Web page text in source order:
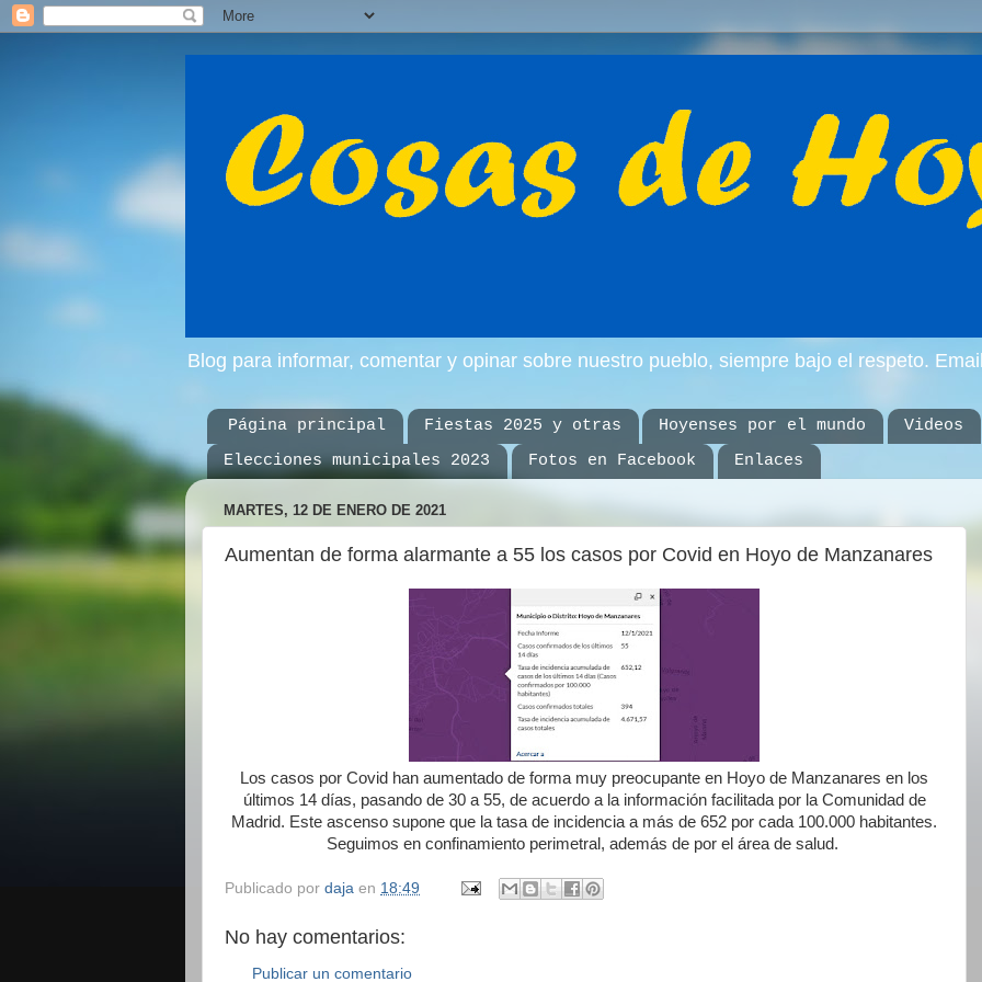
Blog para informar, comentar y opinar sobre nuestro pueblo, siempre bajo el respeto.
Página principal Fiestas 2025 y otras Hoyenses por el mundo
Videos
Elecciones municipales 2023
Fotos en Facebook Enlaces
MARTES, 12 DE ENERO DE 2021
Aumentan de forma alarmante a 55 los casos por Covid en Hoyo de Manzanares
Los casos por Covid han aumentado de forma muy preocupante en Hoyo de Manzanares en los
últimos 14 días, pasando de 30 a 55, de acuerdo a la información facilitada por la Comunidad de
Madrid. Este ascenso supone que la tasa de incidencia a más de 652 por cada 100.000 habitantes.
Seguimos en confinamiento perimetral, además de por el área de salud.
Publicado por daja en 18:49
No hay comentarios:
Publicar un comentario